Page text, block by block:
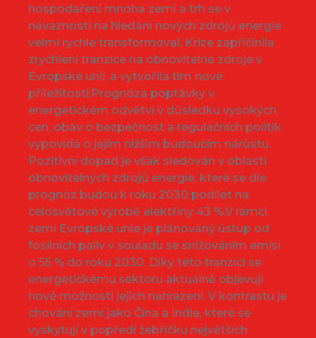
hospodaření mnoha zemí a trh se v
návaznosti na hledání nových zdrojů energie
velmi rychle transformoval. Krize zapříčinila
zrychlení tranzice na obnovitelné zdroje v
Evropské unii, a vytvořila tím nové
příležitosti.Prognóza poptávky v
energetickém odvětví v důsledku vysokých
cen, obav o bezpečnost a regulačních politik
vypovídá o jejím nižším budoucím nárůstu.
Pozitivní dopad je však sledován v oblasti
obnovitelných zdrojů energie, které se dle
prognóz budou k roku 2030 podílet na
celosvětové výrobě elektřiny 43 %.V rámci
zemí Evropské unie je plánovaný ústup od
fosilních paliv v souladu se snižováním emisí
o 55 % do roku 2030. Díky této tranzici se
energetickému sektoru aktuálně objevují
nové možnosti jejich nahrazení. V kontrastu je
chování zemí jako Čína a Indie, které se
vyskytují v popředí žebříčku největších